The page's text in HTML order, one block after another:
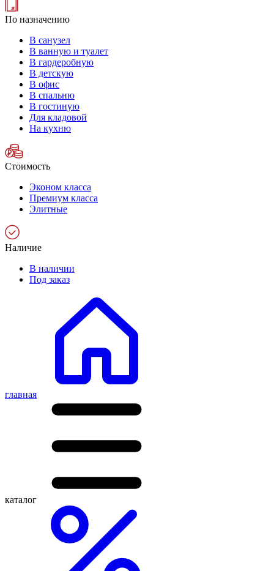
По назначению
В санузел
В ванную и туалет
В гардеробную
В детскую
В офис
В спальню
В гостиную
Для кладовой
На кухню
Стоимость
Эконом класса
Премиум класса
Элитные
Наличие
В наличии
Под заказ
главная
каталог